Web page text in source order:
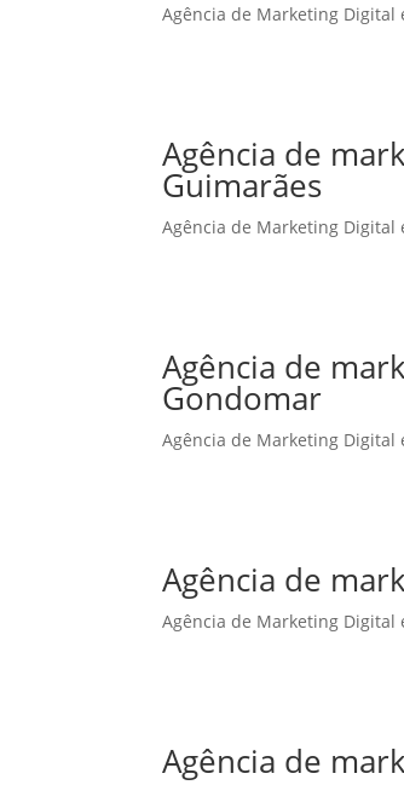
Agência de Marketing Digital
Agência de
Guimarães
Agência de Marketing Digital
Agência de
Gondomar
Agência de Marketing Digital
Agência de
Agência de Marketing Digital
Agência de